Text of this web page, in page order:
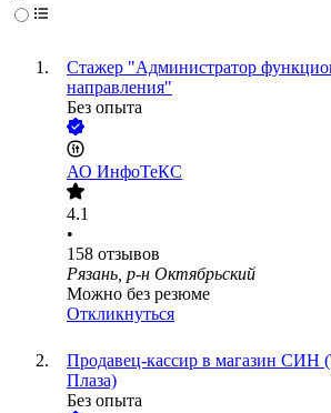
Стажер "Администратор
направления"
Без опыта
АО ИнфоТеКС
4.1
•
158 отзывов
Рязань, р-н Октябрьский
Можно без резюме
Откликнуться
Продавец-кассир в магазин СИН
Плаза)
Без опыта